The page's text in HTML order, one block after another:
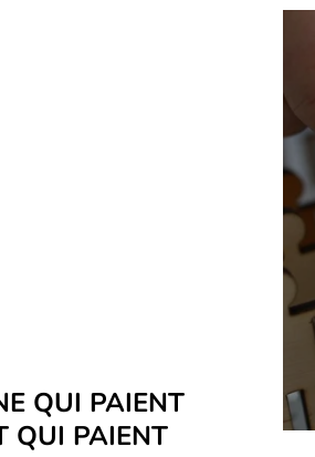
QUI PAIENT
QUI PAIENT